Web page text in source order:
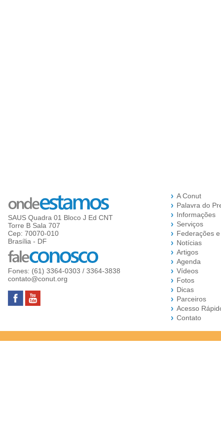
SAUS Quadra 01 Bloco J Ed CNT
Torre B Sala 707
Cep: 70070-010
Brasília - DF
Fones: (61) 3364-0303 / 3364-3838
contato@conut.org
A Conut
Palavra do
Informações
Serviços
Federações
Notícias
Artigos
Agenda
Vídeos
Fotos
Dicas
Parceiros
Acesso
Contato